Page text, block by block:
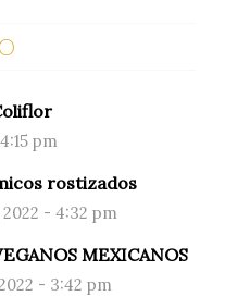
pm
rostizados
- 4:32 pm
MEXICANOS
- 3:42 pm